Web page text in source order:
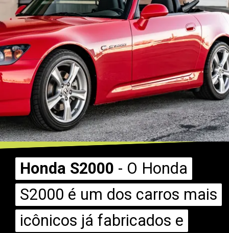
Honda S2000 - O Honda
S2000 é um dos carros mais
icônicos já fabricados e
Honda S2000 - O Honda
S2000 é um dos carros mais
icônicos já fabricados e